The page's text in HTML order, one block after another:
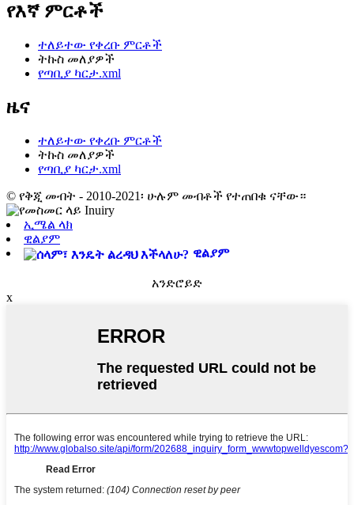
የእኛ ምርቶች
ተለይተው የቀረቡ ምርቶች
ትኩስ መለያዎች
የጣቢያ ካርታ.xml
ዜና
ተለይተው የቀረቡ ምርቶች
ትኩስ መለያዎች
የጣቢያ ካርታ.xml
© የቅጂ መብት - 2010-2021፡ ሁሉም መብቶች የተጠበቁ ናቸው።
ኢሜል ላክ
ዊልያም
ዊልያም
አንድሮይድ
x